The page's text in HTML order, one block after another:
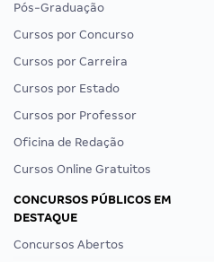
Pós-Graduação
Cursos por Concurso
Cursos por Carreira
Cursos por Estado
Cursos por Professor
Oficina de Redação
Cursos Online Gratuitos
CONCURSOS PÚBLICOS EM
DESTAQUE
Concursos Abertos